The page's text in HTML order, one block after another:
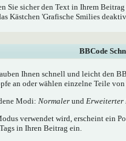
Sie sicher den Text in Ihrem
Kästchen 'Grafische Smilies
BBCode
Ihnen schnell und leicht den
an oder wählen einzelne Teile
Modi: Normaler und Erweiterter
verwendet wird, erscheint ein
in Ihren Beitrag ein.